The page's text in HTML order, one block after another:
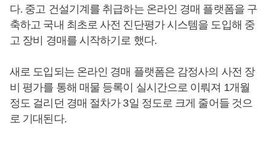
다. 중고 건설기계를 취급하는 온라인 경매 플랫폼을 구
축하고 국내 최초로 사전 진단평가 시스템을 도입해 중
고 장비 경매를 시작하기로 했다.
새로 도입되는 온라인 경매 플랫폼은 감정사의 사전 장
비 평가를 통해 매물 등록이 실시간으로 이뤄져 1개월
정도 걸리던 경매 절차가 3일 정도로 크게 줄어들 것으
로 기대된다.